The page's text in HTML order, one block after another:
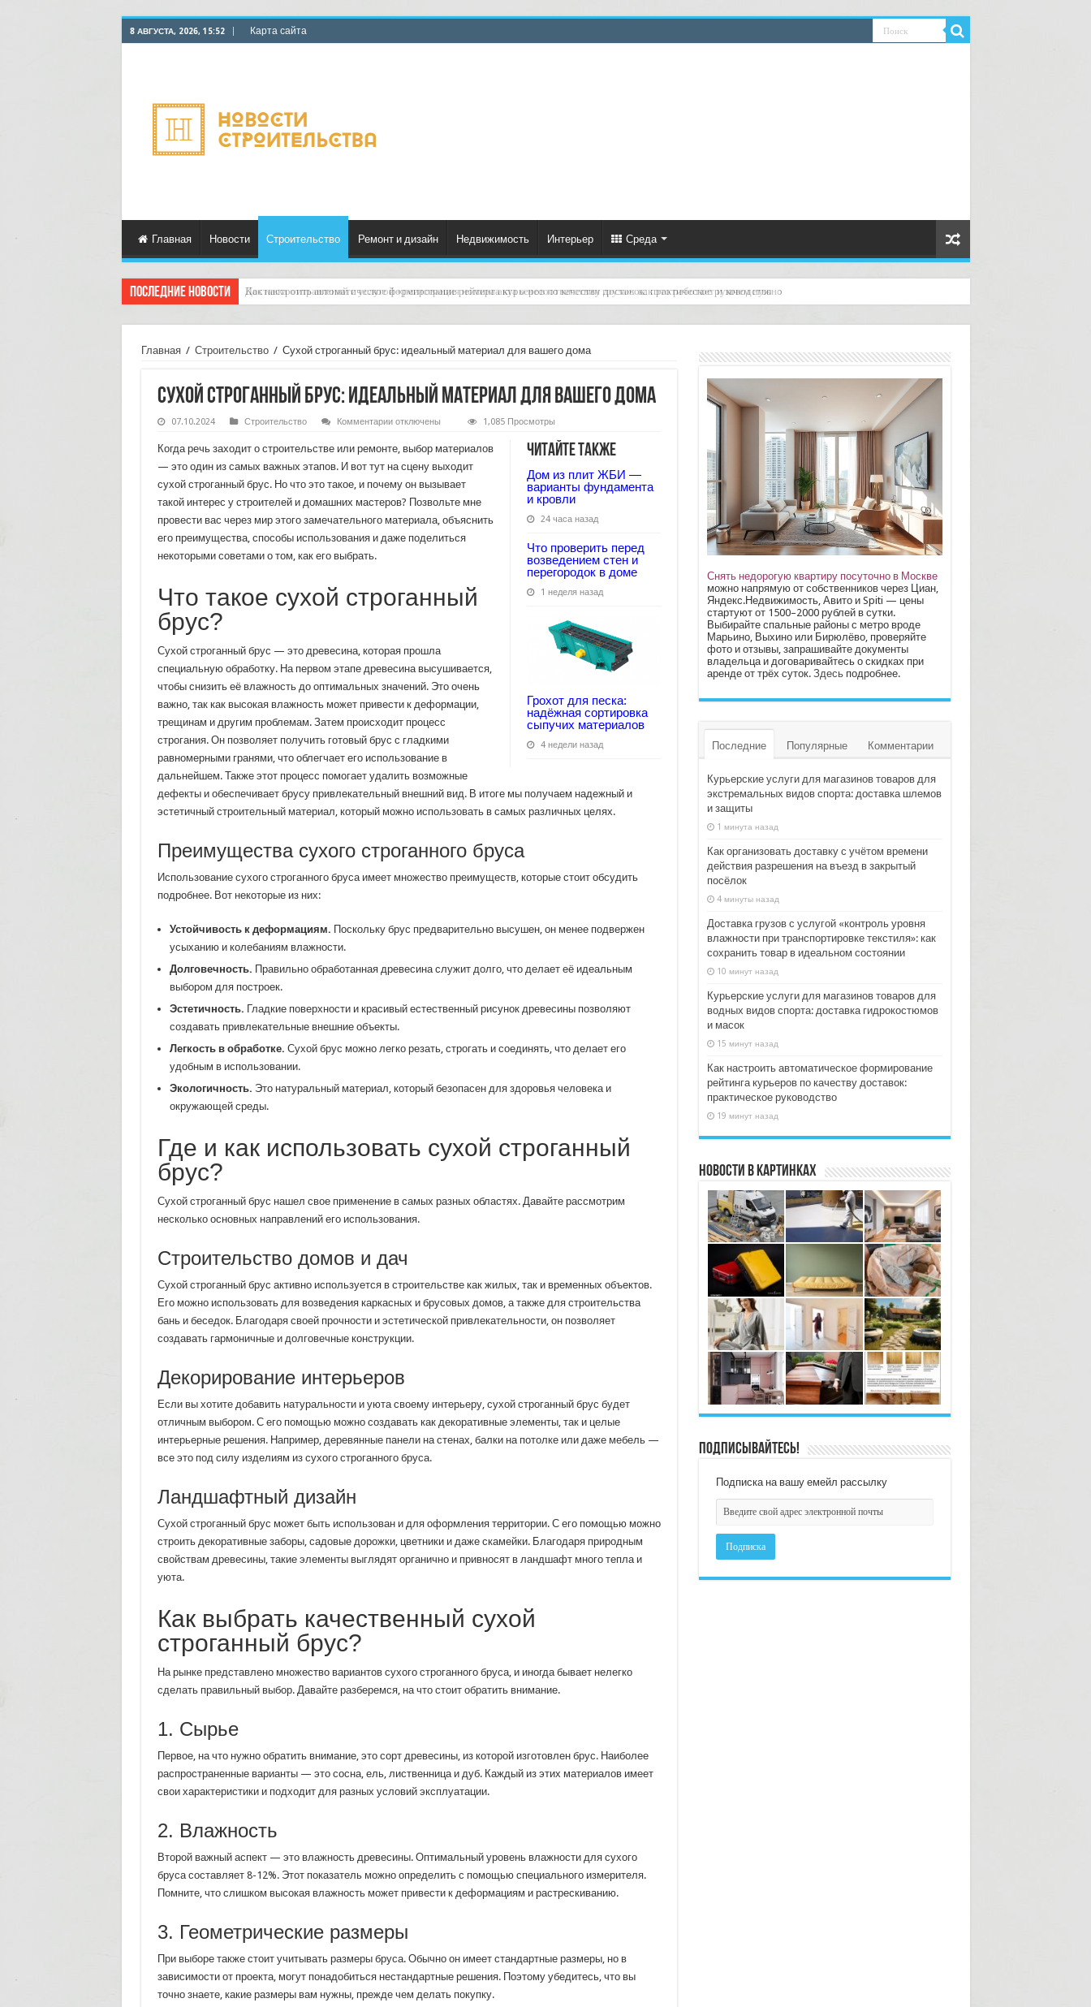
8 АВГУСТА, 2026, 15:52 Карта сайта
Главная Новости Строительство Ремонт и дизайн Недвижимость Интерьер Среда
Последние новости Доставка отправлений с услугой «регистрация номера акта о несоответствии груза»: как это работает и зачем нужно
Главная / Строительство / Сухой строганный брус: идеальный материал для вашего дома
Сухой строганный брус: идеальный материал для вашего дома
07.10.2024 Строительство Комментариик
строганный
брус:
идеальный
материал
вашего
дома
отключены 1,085 Просмотры
Читайте также
Дом из плит ЖБИ —
варианты фундамента
и кровли
24 часа назад
Что проверить перед
возведением стен и
перегородок в доме
1 неделя назад
Грохот для песка:
надёжная сортировка
сыпучих материалов
4 недели назад
Когда речь заходит о строительстве или ремонте, выбор материалов
— это один из самых важных этапов. И вот тут на сцену выходит
сухой строганный брус. Но что это такое, и почему он вызывает
такой интерес у строителей и домашних мастеров? Позвольте мне
провести вас через мир этого замечательного материала, объяснить
его преимущества, способы использования и даже поделиться
некоторыми советами о том, как его выбрать.
Что такое сухой строганный
брус?
Сухой строганный брус — это древесина, которая прошла
специальную обработку. На первом этапе древесина высушивается,
чтобы снизить её влажность до оптимальных значений. Это очень
важно, так как высокая влажность может привести к деформации,
трещинам и другим проблемам. Затем происходит процесс
строгания. Он позволяет получить готовый брус с гладкими
равномерными гранями, что облегчает его использование в
дальнейшем. Также этот процесс помогает удалить возможные
дефекты и обеспечивает брусу привлекательный внешний вид. В итоге мы получаем надежный и
эстетичный строительный материал, который можно использовать в самых различных целях.
Преимущества сухого строганного бруса
Использование сухого строганного бруса имеет множество преимуществ, которые стоит обсудить
подробнее. Вот некоторые из них:
Устойчивость к деформациям. Поскольку брус предварительно высушен, он менее подвержен
усыханию и колебаниям влажности.
Долговечность. Правильно обработанная древесина служит долго, что делает её идеальным
выбором для построек.
Эстетичность. Гладкие поверхности и красивый естественный рисунок древесины позволяют
создавать привлекательные внешние объекты.
Легкость в обработке. Сухой брус можно легко резать, строгать и соединять, что делает его
удобным в использовании.
Экологичность. Это натуральный материал, который безопасен для здоровья человека и
окружающей среды.
Где и как использовать сухой строганный
брус?
Сухой строганный брус нашел свое применение в самых разных областях. Давайте рассмотрим
несколько основных направлений его использования.
Строительство домов и дач
Сухой строганный брус активно используется в строительстве как жилых, так и временных объектов.
Его можно использовать для возведения каркасных и брусовых домов, а также для строительства
бань и беседок. Благодаря своей прочности и эстетической привлекательности, он позволяет
создавать гармоничные и долговечные конструкции.
Декорирование интерьеров
Если вы хотите добавить натуральности и уюта своему интерьеру, сухой строганный брус будет
отличным выбором. С его помощью можно создавать как декоративные элементы, так и целые
интерьерные решения. Например, деревянные панели на стенах, балки на потолке или даже мебель —
все это под силу изделиям из сухого строганного бруса.
Ландшафтный дизайн
Сухой строганный брус может быть использован и для оформления территории. С его помощью можно
строить декоративные заборы, садовые дорожки, цветники и даже скамейки. Благодаря природным
свойствам древесины, такие элементы выглядят органично и привносят в ландшафт много тепла и
уюта.
Как выбрать качественный сухой
строганный брус?
На рынке представлено множество вариантов сухого строганного бруса, и иногда бывает нелегко
сделать правильный выбор. Давайте разберемся, на что стоит обратить внимание.
1. Сырье
Первое, на что нужно обратить внимание, это сорт древесины, из которой изготовлен брус. Наиболее
распространенные варианты — это сосна, ель, лиственница и дуб. Каждый из этих материалов имеет
свои характеристики и подходит для разных условий эксплуатации.
2. Влажность
Второй важный аспект — это влажность древесины. Оптимальный уровень влажности для сухого
бруса составляет 8-12%. Этот показатель можно определить с помощью специального измерителя.
Помните, что слишком высокая влажность может привести к деформациям и растрескиванию.
3. Геометрические размеры
При выборе также стоит учитывать размеры бруса. Обычно он имеет стандартные размеры, но в
зависимости от проекта, могут понадобиться нестандартные решения. Поэтому убедитесь, что вы
точно знаете, какие размеры вам нужны, прежде чем делать покупку.
Снять недорогую квартиру посуточно в Москве
можно напрямую от собственников через Циан,
Яндекс.Недвижимость, Авито и Spiti — цены
стартуют от 1500–2000 рублей в сутки.
Выбирайте спальные районы с метро вроде
Марьино, Выхино или Бирюлёво, проверяйте
фото и отзывы, запрашивайте документы
владельца и договаривайтесь о скидках при
аренде от трёх суток. Здесьподробнее.
Последние Популярные Комментарии
Курьерские услуги для магазинов товаров для
экстремальных видов спорта: доставка шлемов
и защиты
1 минута назад
Как организовать доставку с учётом времени
действия разрешения на въезд в закрытый
посёлок
4 минуты назад
Доставка грузов с услугой «контроль уровня
влажности при транспортировке текстиля»: как
сохранить товар в идеальном состоянии
10 минут назад
Курьерские услуги для магазинов товаров для
водных видов спорта: доставка гидрокостюмов
и масок
15 минут назад
Как настроить автоматическое формирование
рейтинга курьеров по качеству доставок:
практическое руководство
19 минут назад
Новости в картинках
Подписывайтесь!
Подписка на вашу емейл рассылку